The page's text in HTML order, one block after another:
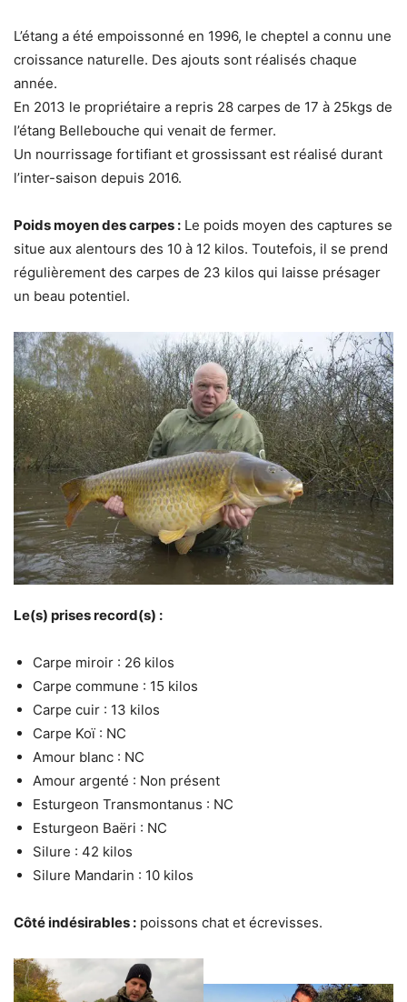
L’étang a été empoissonné en 1996, le cheptel a connu une
croissance naturelle. Des ajouts sont réalisés chaque
année.
En 2013 le propriétaire a repris 28 carpes de 17 à 25kgs de
l’étang Bellebouche qui venait de fermer.
Un nourrissage fortifiant et grossissant est réalisé durant
l’inter-saison depuis 2016.
Poids moyen des carpes : Le poids moyen des captures se
situe aux alentours des 10 à 12 kilos. Toutefois, il se prend
régulièrement des carpes de 23 kilos qui laisse présager
un beau potentiel.
Le(s) prises record(s) :
Carpe miroir : 26 kilos
Carpe commune : 15 kilos
Carpe cuir : 13 kilos
Carpe Koï : NC
Amour blanc : NC
Amour argenté : Non présent
Esturgeon Transmontanus : NC
Esturgeon Baëri : NC
Silure : 42 kilos
Silure Mandarin : 10 kilos
Côté indésirables : poissons chat et écrevisses.